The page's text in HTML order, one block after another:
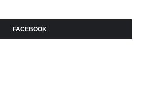
FACEBOOK